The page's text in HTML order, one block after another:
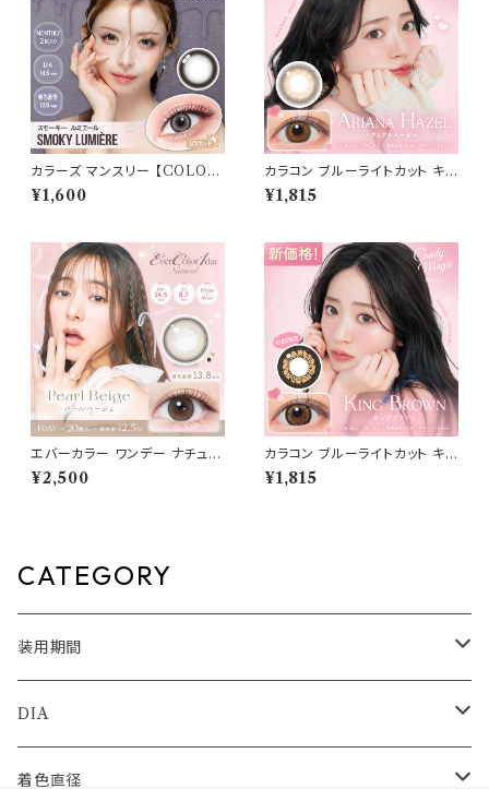
カラーズ マンスリー 【COLOR：
スモーキールミエールnew】 【1
箱2枚入】【 一条響 イメージモデ
コンタクトレンズ
¥1,600
カラコン ブルーライトカット キャ
ンディーマジック ワンデー 【CO
LOR：アリアナヘーゼル】1箱10
ーカラコン コンタクトレンズ
¥1,815
エバーカラー ワンデー ナチュラ
ル【パールベージュ】1箱20枚 1
4.5mm 度なし 度あり カラーコ
¥2,500
カラコン ブルーライトカット キャ
ンディーマジック ワンデー 【CO
LOR：キングブラウン】1箱10枚
¥1,815
CATEGORY
装用期間
1day
1month
DIA
14.0mm
着色直径